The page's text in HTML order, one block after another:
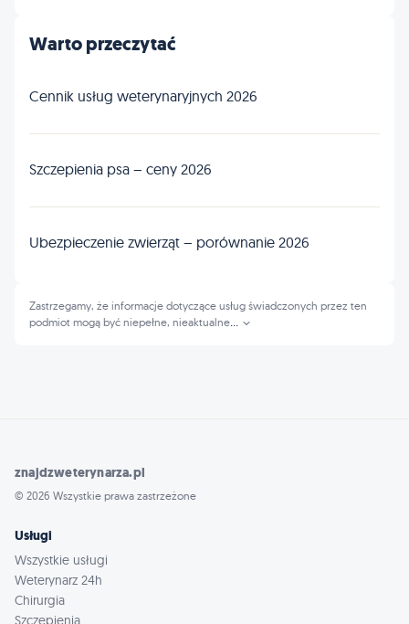
Warto przeczytać
Cennik usług weterynaryjnych 2026
Szczepienia psa – ceny 2026
Ubezpieczenie zwierząt – porównanie 2026
Zastrzegamy, że informacje dotyczące usług świadczonych przez ten
podmiot mogą być niepełne, nieaktualne
znajdzweterynarza.pl
© 2026 Wszystkie prawa zastrzeżone
Usługi
Wszystkie usługi
Weterynarz 24h
Chirurgia
Szczepienia